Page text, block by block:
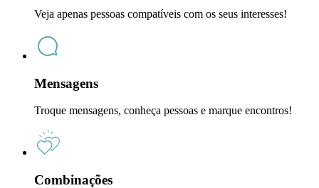
Veja apenas pessoas compatíveis com os seus interesses!
Mensagens
Troque mensagens, conheça pessoas e marque encontros!
Combinações